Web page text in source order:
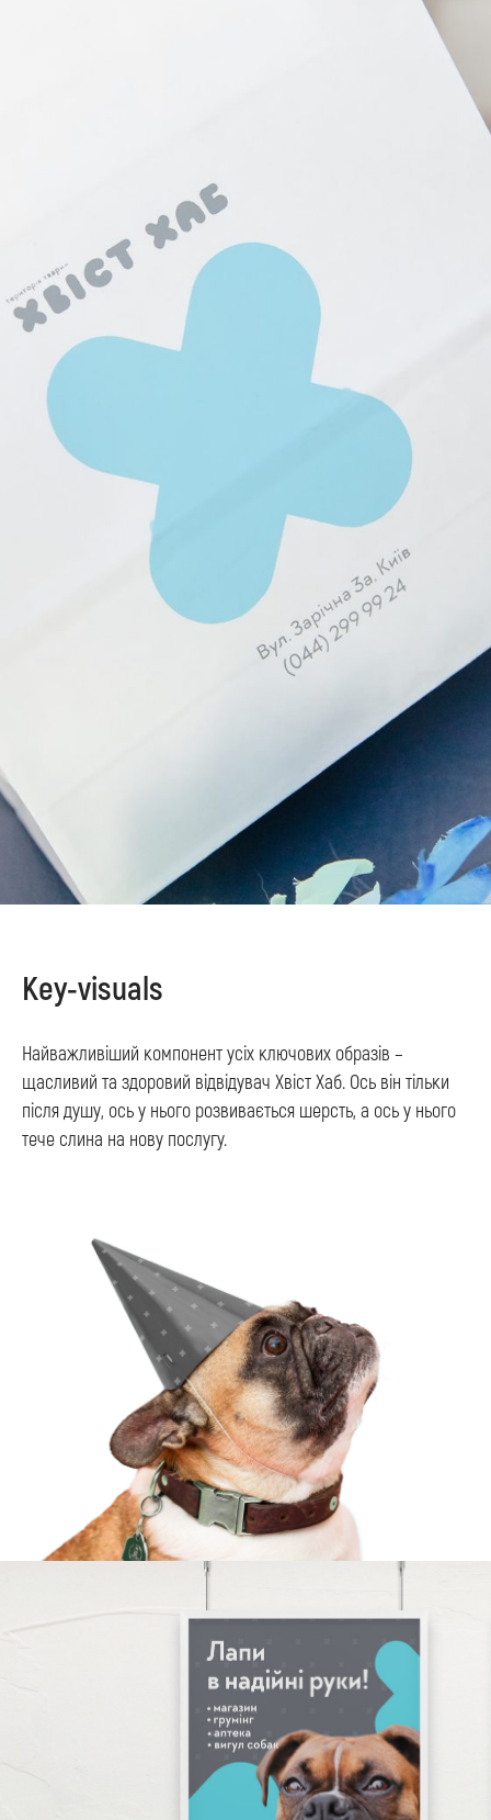
Key-visuals
Найважливіший компонент усіх ключових образів –
щасливий та здоровий відвідувач Хвіст Хаб. Ось він тільки
після душу, ось у нього розвивається шерсть, а ось у нього
тече слина на нову послугу.